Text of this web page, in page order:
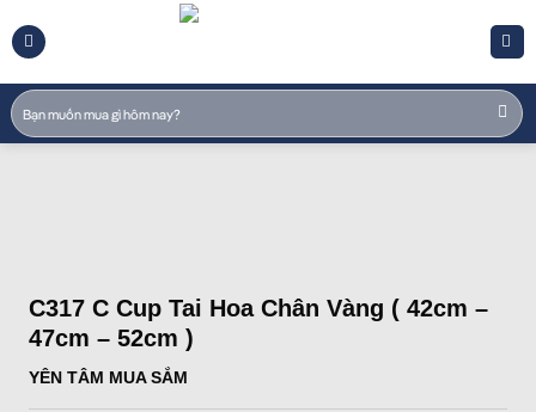
to
content
Tìm
kiếm:
C317 C Cup Tai Hoa Chân Vàng ( 42cm –
47cm – 52cm )
YÊN TÂM MUA SẮM